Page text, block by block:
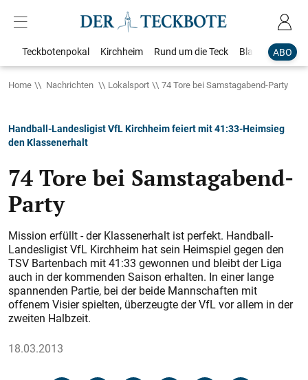
ABO
Teckbotenpokal Kirchheim Rund um die Teck Blaulicht
Home Nachrichten Lokalsport 74 Tore bei Samstagabend-Party
Handball-Landesligist VfL Kirchheim feiert mit 41:33-Heimsieg
den Klassenerhalt
74 Tore bei Samstagabend-
Party
Mission erfüllt - der Klassenerhalt ist perfekt. Handball-
Landesligist VfL Kirchheim hat sein Heimspiel gegen den
TSV Bartenbach mit 41:33 gewonnen und bleibt der Liga
auch in der kommenden Saison erhalten. In einer lange
spannenden Partie, bei der beide Mannschaften mit
offenem Visier spielten, überzeugte der VfL vor allem in der
zweiten Halbzeit.
18.03.2013